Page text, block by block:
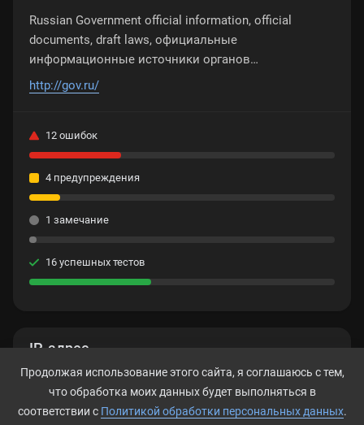
IP-адрес
95.173.128.89
Russian Government official information, official
documents, draft laws, официальные
информационные источники органов
государственной власти Российской Федерации,
http://gov.ru/
12 ошибок
4 предупреждения
1 замечание
16 успешных тестов
Продолжая использование этого сайта, я соглашаюсь с тем,
что обработка моих данных будет выполняться в
соответствии с Политикой обработки персональных данных.